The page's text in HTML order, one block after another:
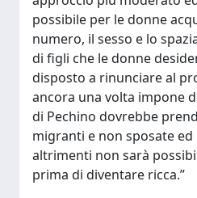
possibile per le donne
numero, il sesso e lo
di figli che le donne
disposto a rinunciare al
ancora una volta impone
di Pechino dovrebbe
migranti e non sposate
altrimenti non sarà
prima di diventare ricca.”